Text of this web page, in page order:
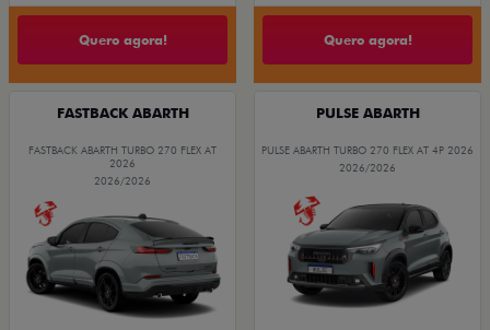
Quero agora! Quero agora!
FASTBACK ABARTH
FASTBACK ABARTH TURBO 270 FLEX AT
2026
2026/2026
PULSE ABARTH
PULSE ABARTH TURBO 270 FLEX AT 4P 2026
2026/2026